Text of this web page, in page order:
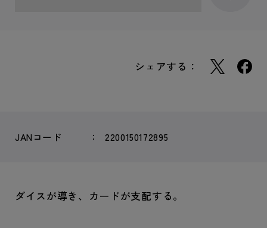
シェアする：
JANコード 2200150172895
ダイスが導き、カードが支配する。